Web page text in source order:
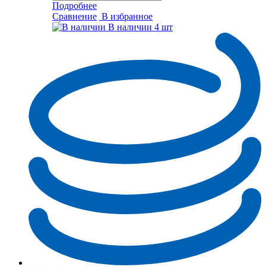
Подробнее
Сравнение В избранное
В наличии 4 шт